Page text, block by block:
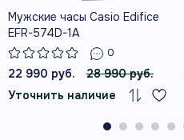
Мужские часы Casio Edifice
EFR-574D-1A
0
22 990 руб.
28 990 руб.
Уточнить наличие